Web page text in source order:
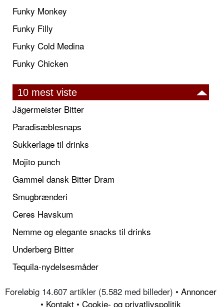
Funky Monkey
Funky Filly
Funky Cold Medina
Funky Chicken
10 mest viste
Jägermeister Bitter
Paradisæblesnaps
Sukkerlage til drinks
Mojito punch
Gammel dansk Bitter Dram
Smugbrænderi
Ceres Havskum
Nemme og elegante snacks til drinks
Underberg Bitter
Tequila-nydelsesmåder
Foreløbig 14.607 artikler (5.582 med billeder) • Annoncer
• Kontakt • Cookie- og privatlivspolitik